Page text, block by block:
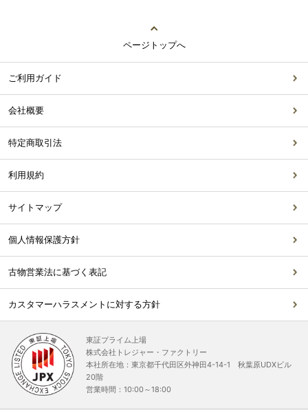
ページトップへ
ご利用ガイド
会社概要
特定商取引法
利用規約
サイトマップ
個人情報保護方針
古物営業法に基づく表記
カスタマーハラスメントに対する方針
東証プライム上場
株式会社トレジャー・ファクトリー
本社所在地：東京都千代田区外神田4-14-1 秋葉原UDXビル
20階
営業時間：10:00～18:00